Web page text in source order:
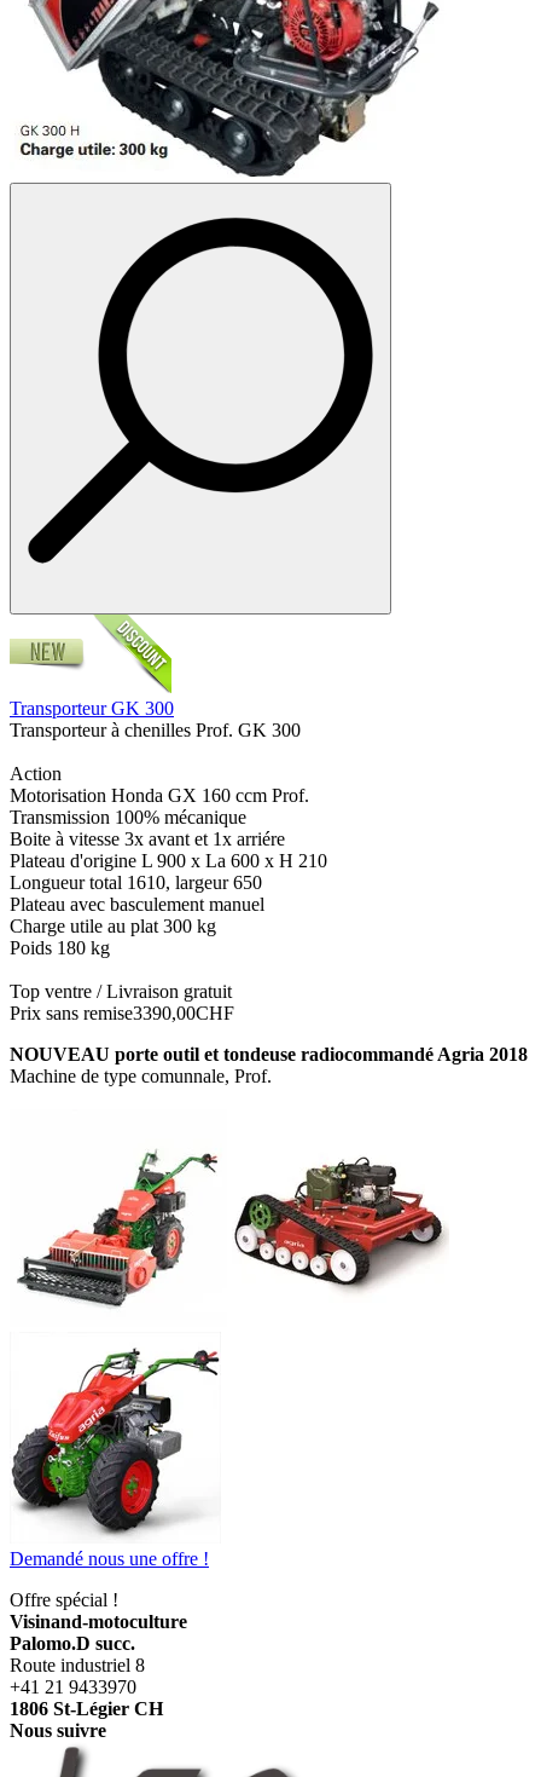
Transporteur GK 300
Transporteur à chenilles Prof. GK 300
Action
Motorisation Honda GX 160 ccm Prof.
Transmission 100% mécanique
Boite à vitesse 3x avant et 1x arriére
Plateau d'origine L 900 x La 600 x H 210
Longueur total 1610, largeur 650
Plateau avec basculement manuel
Charge utile au plat 300 kg
Poids 180 kg
Top ventre / Livraison gratuit
Prix sans remise3390,00CHF
NOUVEAU porte outil et tondeuse radiocommandé Agria 2018
Machine de type comunnale, Prof.
Demandé nous une offre !
Offre spécial !
Visinand-motoculture
Palomo.D succ.
Route industriel 8
+41 21 9433970
1806 St-Légier CH
Nous suivre